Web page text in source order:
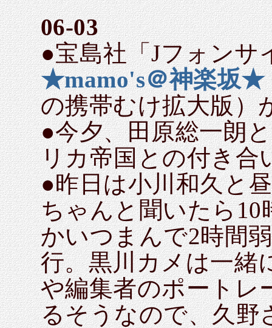
06-03
●宝島社「Jフォンサ
★mamo's＠神楽坂★
の携帯むけ拡大版）
●今夕、田原総一朗
リカ帝国との付き合
●昨日は小川和久と
ちゃんと聞いたら
かいつまんで2時間
行。黒川カメは一緒
や編集者のポートレ
るそうなので、久野